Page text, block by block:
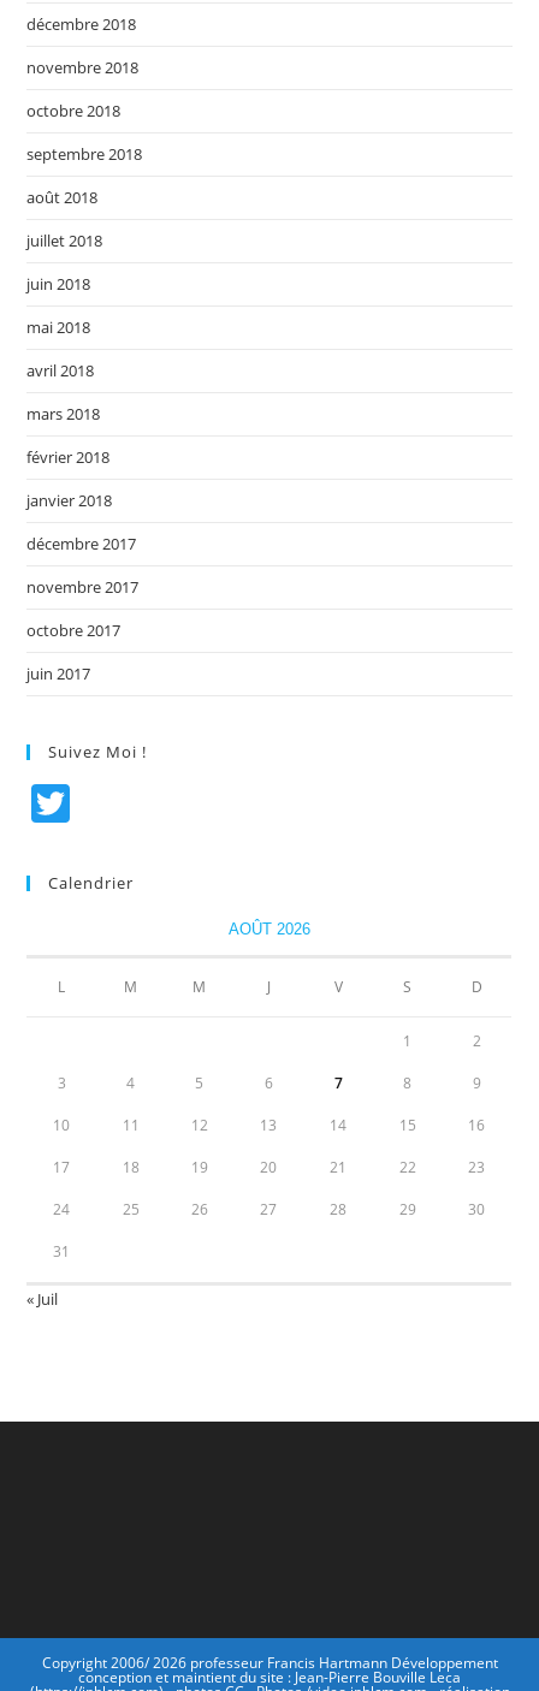
décembre 2018
novembre 2018
octobre 2018
septembre 2018
août 2018
juillet 2018
juin 2018
mai 2018
avril 2018
mars 2018
février 2018
janvier 2018
décembre 2017
novembre 2017
octobre 2017
juin 2017
Suivez Moi !
itt
Calendrier
AOÛT 2026
L M M J V S D
1 2
3 4 5 6 7 8 9
10 11 12 13 14 15 16
17 18 19 20 21 22 23
24 25 26 27 28 29 30
31
« Juil
Copyright 2006/ 2026 professeur Francis Hartmann Développement
conception et maintient du site : Jean-Pierre Bouville Leca